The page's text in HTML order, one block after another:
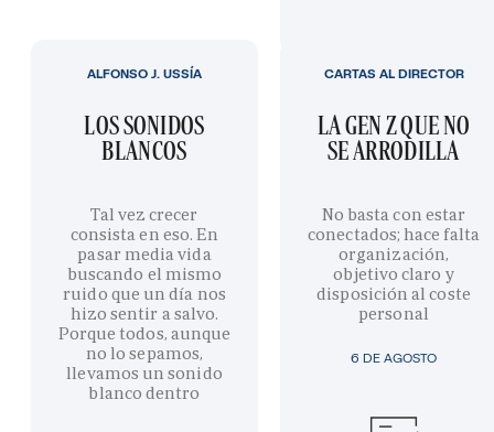
LOS SONIDOS
BLANCOS
Tal vez crecer
consista en eso. En
pasar media vida
buscando el mismo
ruido que un día nos
hizo sentir a salvo.
Porque todos, aunque
no lo sepamos,
llevamos un sonido
blanco dentro
ALFONSO J. USSÍA
6 DE AGOSTO
LA GEN Z QUE NO
SE ARRODILLA
No basta con estar
conectados; hace falta
organización,
objetivo claro y
disposición al coste
personal
CARTAS AL DIRECTOR